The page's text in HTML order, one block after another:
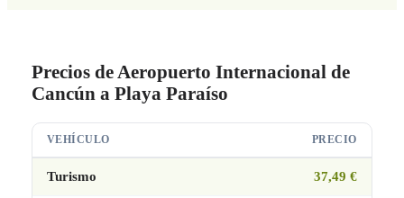
Precios de Aeropuerto Internacional de
Cancún a Playa Paraíso
VEHÍCULO PRECIO
Turismo 37,49 €